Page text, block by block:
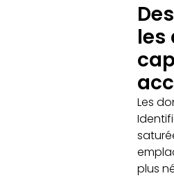
les
Les
plus